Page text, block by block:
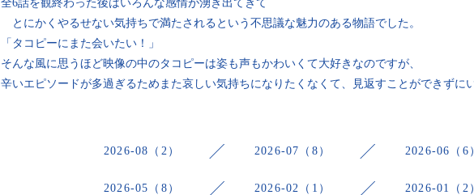
全6話を観終わった後はいろんな感情が湧き出てきて
とにかくやるせない気持ちで満たされるという不思議な魅力のある物語でした。
「タコピーにまた会いたい！」
そんな風に思うほど映像の中のタコピーは姿も声もかわいくて大好きなのですが、
辛いエピソードが多過ぎるためまた哀しい気持ちになりたくなくて、見返すことができずに
2026-08（2） 2026-07（8） 2026-06（6
2026-05（8） 2026-02（1） 2026-01（2